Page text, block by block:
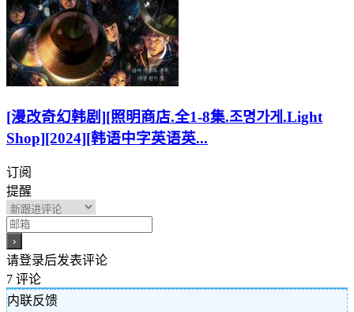
[漫改奇幻韩剧][照明商店.全1-8集.조명가게.Light
Shop][2024][韩语中字英语英...
订阅
提醒
请登录后发表评论
7 评论
内联反馈